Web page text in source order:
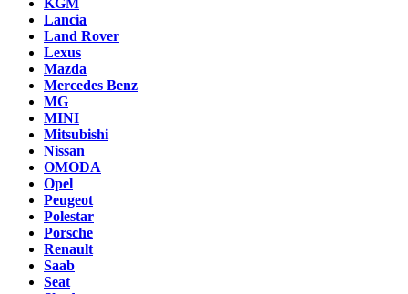
KGM
Lancia
Land Rover
Lexus
Mazda
Mercedes Benz
MG
MINI
Mitsubishi
Nissan
OMODA
Opel
Peugeot
Polestar
Porsche
Renault
Saab
Seat